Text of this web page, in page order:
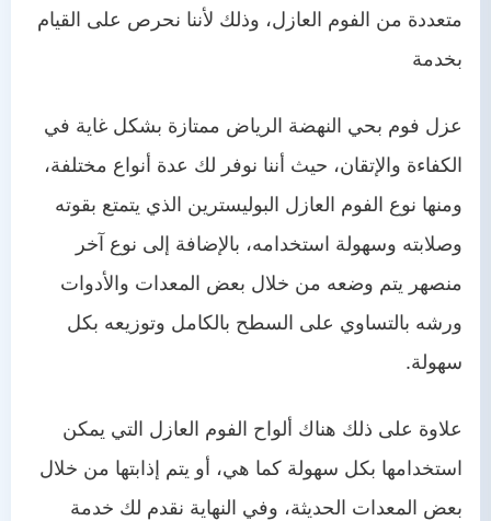
متعددة من الفوم العازل، وذلك لأننا نحرص على القيام
بخدمة
عزل فوم بحي النهضة الرياض ممتازة بشكل غاية في
الكفاءة والإتقان، حيث أننا نوفر لك عدة أنواع مختلفة،
ومنها نوع الفوم العازل البوليسترين الذي يتمتع بقوته
وصلابته وسهولة استخدامه، بالإضافة إلى نوع آخر
منصهر يتم وضعه من خلال بعض المعدات والأدوات
ورشه بالتساوي على السطح بالكامل وتوزيعه بكل
سهولة.
علاوة على ذلك هناك ألواح الفوم العازل التي يمكن
استخدامها بكل سهولة كما هي، أو يتم إذابتها من خلال
بعض المعدات الحديثة، وفي النهاية نقدم لك خدمة